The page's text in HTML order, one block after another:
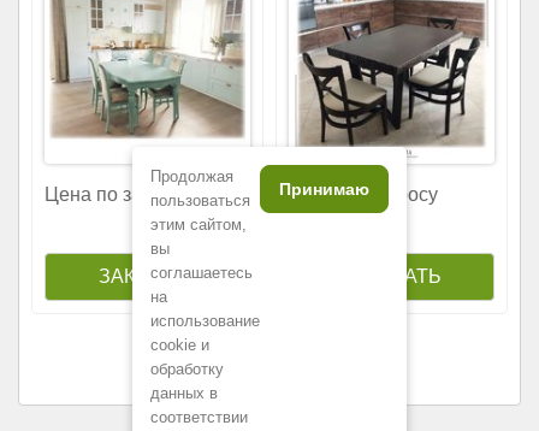
Цена по запросу Цена по запросу
Продолжая
пользоваться
этим сайтом,
вы
соглашаетесь
на
использование
cookie и
обработку
данных в
соответствии
Принимаю